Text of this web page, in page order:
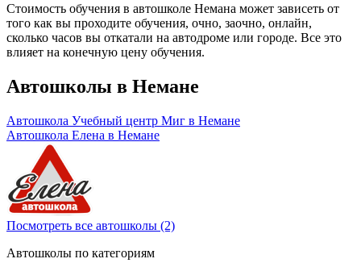
Стоимость обучения в автошколе Немана может зависеть от
того как вы проходите обучения, очно, заочно, онлайн,
сколько часов вы откатали на автодроме или городе. Все это
влияет на конечную цену обучения.
Автошколы в Немане
Автошкола Учебный центр Миг в Немане
Автошкола Елена в Немане
Посмотреть все автошколы (2)
Автошколы по категориям